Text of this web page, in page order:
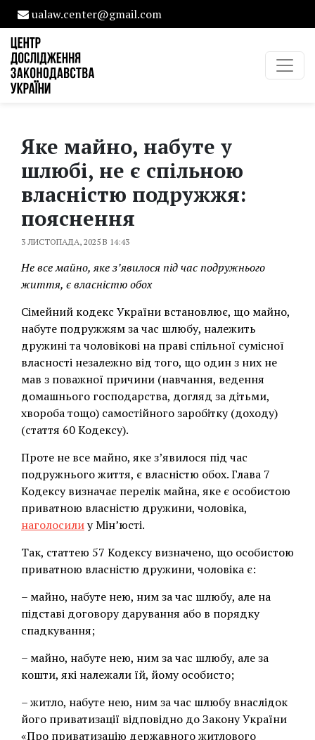
ualaw.center@gmail.com
Яке майно, набуте у
шлюбі, не є спільною
власністю подружжя:
пояснення
3 ЛИСТОПАДА, 2025 В 14:43
Не все майно, яке з’явилося під час подружнього
життя, є власністю обох
Сімейний кодекс України встановлює, що майно,
набуте подружжям за час шлюбу, належить
дружині та чоловікові на праві спільної сумісної
власності незалежно від того, що один з них не
мав з поважної причини (навчання, ведення
домашнього господарства, догляд за дітьми,
хвороба тощо) самостійного заробітку (доходу)
(стаття 60 Кодексу).
Проте не все майно, яке з’явилося під час
подружнього життя, є власністю обох. Глава 7
Кодексу визначає перелік майна, яке є особистою
приватною власністю дружини, чоловіка,
наголосилиу Мін’юсті.
Так, статтею 57 Кодексу визначено, що особистою
приватною власністю дружини, чоловіка є:
– майно, набуте нею, ним за час шлюбу, але на
підставі договору дарування або в порядку
спадкування;
– майно, набуте нею, ним за час шлюбу, але за
кошти, які належали їй, йому особисто;
– житло, набуте нею, ним за час шлюбу внаслідок
його приватизації відповідно до Закону України
«Про приватизацію державного житлового